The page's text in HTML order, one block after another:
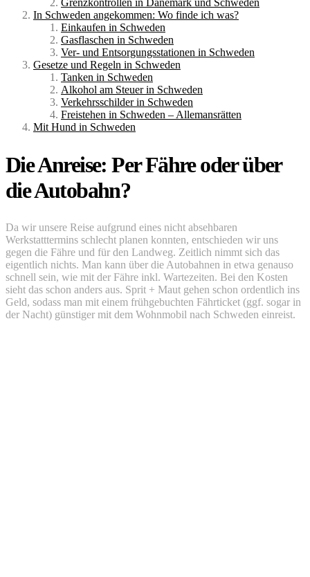
Grenzkontrollen in Dänemark und Schweden
In Schweden angekommen: Wo finde ich was?
Einkaufen in Schweden
Gasflaschen in Schweden
Ver- und Entsorgungsstationen in Schweden
Gesetze und Regeln in Schweden
Tanken in Schweden
Alkohol am Steuer in Schweden
Verkehrsschilder in Schweden
Freistehen in Schweden – Allemansrätten
Mit Hund in Schweden
Die Anreise: Per Fähre oder über
die Autobahn?
Da wir unsere Reise aufgrund eines nicht absehbaren
Werkstatttermins schlecht planen konnten, entschieden wir uns
gegen die Fähre und für den Landweg. Zeitlich nimmt sich das
eigentlich nichts. Man kann über die Autobahnen in etwa genauso
schnell sein, wie mit der Fähre inkl. Wartezeiten. Bei den Kosten
sieht das schon anders aus. Sprit + Maut gehen schon ordentlich ins
Geld, sodass man mit einem frühgebuchten Fährticket (ggf. sogar in
der Nacht) günstiger mit dem Wohnmobil nach Schweden einreist.